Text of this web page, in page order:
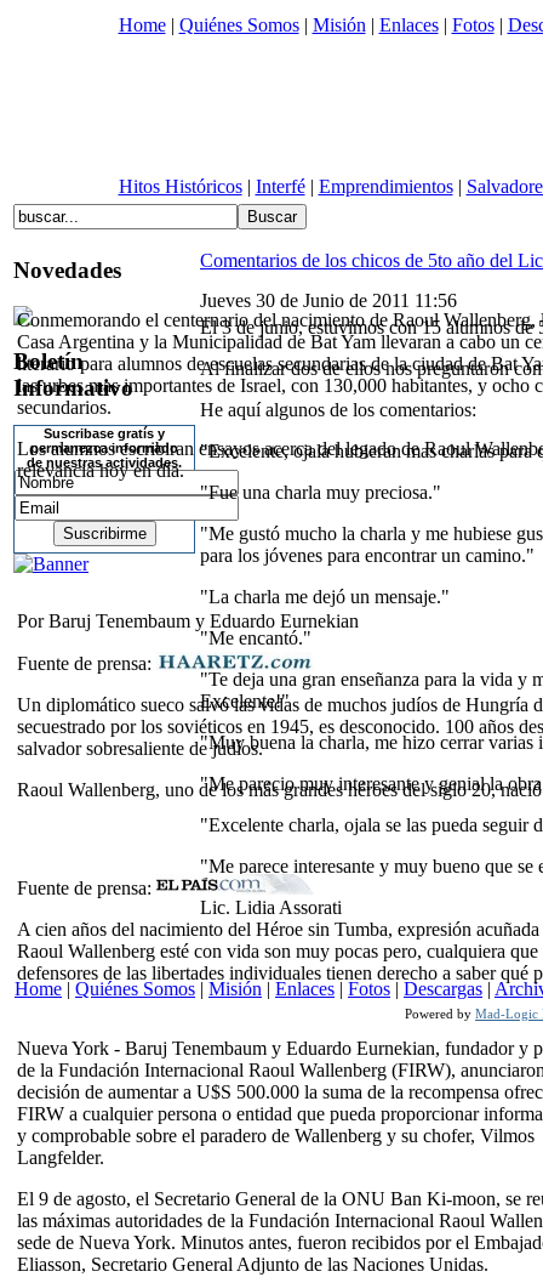
Home| Quiénes Somos| Misión | Enlaces| Fotos|
Hitos Históricos| Interfé| Emprendimientos|
Novedades
Conmemorando el centernario del nacimiento de Raoul Wallenberg,
Casa Argentina y la Municipalidad de Bat Yam llevaran a cabo un
literario para alumnos de escuelas secundarias de la ciudad de Bat
las urbes mas importantes de Israel, con 130,000 habitantes, y ocho
secundarios.
Los alumnos escribiran ensayos acerca del legado de Raoul
relevancia hoy en día.
Por Baruj Tenembaum y Eduardo Eurnekian
Fuente de prensa:
Un diplomático sueco salvó las vidas de muchos judíos de Hungría
secuestrado por los soviéticos en 1945, es desconocido. 100 años
salvador sobresaliente de judíos.
Raoul Wallenberg, uno de los más grandes héroes del siglo 20,
Fuente de prensa:
A cien años del nacimiento del Héroe sin Tumba, expresión
Raoul Wallenberg esté con vida son muy pocas pero, cualquiera
defensores de las libertades individuales tienen derecho a saber qué
Nueva York - Baruj Tenembaum y Eduardo Eurnekian, fundador y
de la Fundación Internacional Raoul Wallenberg (FIRW),
decisión de aumentar a U$S 500.000 la suma de la recompensa
FIRW a cualquier persona o entidad que pueda proporcionar
y comprobable sobre el paradero de Wallenberg y su chofer, Vilmos
Langfelder.
El 9 de agosto, el Secretario General de la ONU Ban Ki-moon, se
las máximas autoridades de la Fundación Internacional Raoul
sede de Nueva York. Minutos antes, fueron recibidos por el
Eliasson, Secretario General Adjunto de las Naciones Unidas.
Boletín
Informativo
Suscribase gratís y
permanezca informado
de nuestras actividades.
Comentarios de los chicos de 5to año del
Jueves 30 de Junio de 2011 11:56
El 3 de junio, estuvimos con 15 alumnos de
Al finalizar dos de ellos nos preguntaron
He aquí algunos de los comentarios:
"Excelente, ojala hubieran mas charlas para
"Fue una charla muy preciosa."
"Me gustó mucho la charla y me hubiese
para los jóvenes para encontrar un camino."
"La charla me dejó un mensaje."
"Me encantó."
"Te deja una gran enseñanza para la vida y
Excelente!"
"Muy buena la charla, me hizo cerrar varias
"Me parecio muy interesante y genial la
"Excelente charla, ojala se las pueda seguir
"Me parece interesante y muy bueno que se
Lic. Lidia Assorati
Home | Quiénes Somos | Misión | Enlaces | Fotos | Descargas |
Powered by Mad-Logic